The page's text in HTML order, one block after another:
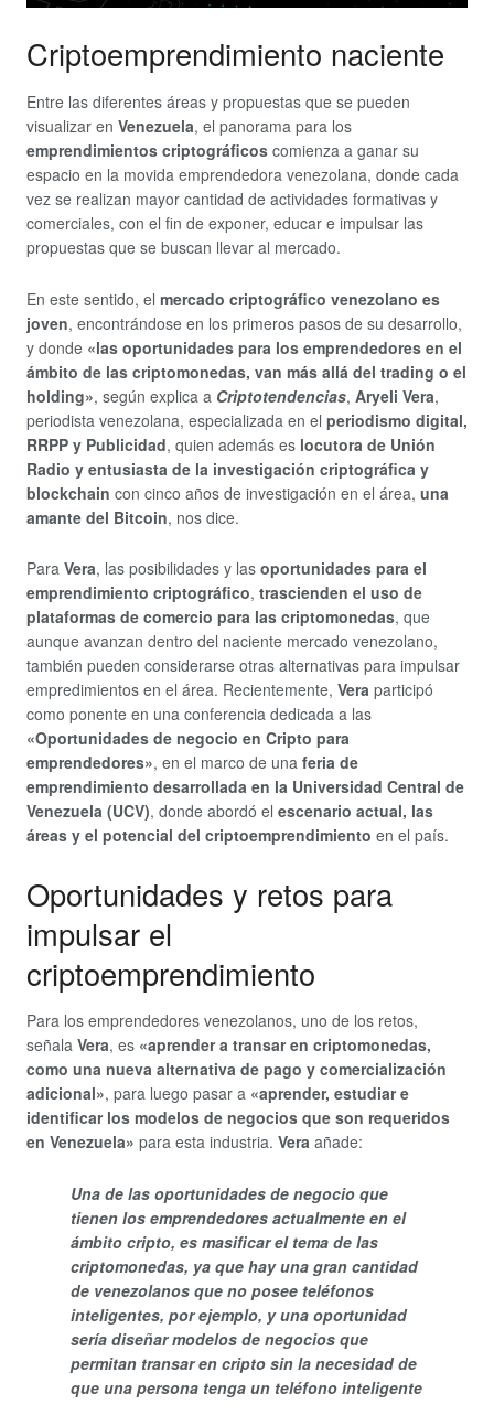
Criptoemprendimiento naciente
Entre las diferentes áreas y propuestas que se pueden
visualizar en Venezuela, el panorama para los
emprendimientos criptográficos comienza a ganar su
espacio en la movida emprendedora venezolana, donde cada
vez se realizan mayor cantidad de actividades formativas y
comerciales, con el fin de exponer, educar e impulsar las
propuestas que se buscan llevar al mercado.
En este sentido, el mercado criptográfico venezolano es
joven, encontrándose en los primeros pasos de su desarrollo,
y donde «las oportunidades para los emprendedores en el
ámbito de las criptomonedas, van más allá del trading o el
holding», según explica a Criptotendencias, Aryeli Vera,
periodista venezolana, especializada en el periodismo digital,
RRPP y Publicidad, quien además es locutora de Unión
Radio y entusiasta de la investigación criptográfica y
blockchain con cinco años de investigación en el área, una
amante del Bitcoin, nos dice.
Para Vera, las posibilidades y las oportunidades para el
emprendimiento criptográfico, trascienden el uso de
plataformas de comercio para las criptomonedas, que
aunque avanzan dentro del naciente mercado venezolano,
también pueden considerarse otras alternativas para impulsar
empredimientos en el área. Recientemente, Vera participó
como ponente en una conferencia dedicada a las
«Oportunidades de negocio en Cripto para
emprendedores», en el marco de una feria de
emprendimiento desarrollada en la Universidad Central de
Venezuela (UCV), donde abordó el escenario actual, las
áreas y el potencial del criptoemprendimiento en el país.
Oportunidades y retos para
impulsar el
criptoemprendimiento
Para los emprendedores venezolanos, uno de los retos,
señala Vera, es «aprender a transar en criptomonedas,
como una nueva alternativa de pago y comercialización
adicional», para luego pasar a «aprender, estudiar e
identificar los modelos de negocios que son requeridos
en Venezuela» para esta industria. Vera añade:
Una de las oportunidades de negocio que
tienen los emprendedores actualmente en el
ámbito cripto, es masificar el tema de las
criptomonedas, ya que hay una gran cantidad
de venezolanos que no posee teléfonos
inteligentes, por ejemplo, y una oportunidad
sería diseñar modelos de negocios que
permitan transar en cripto sin la necesidad de
que una persona tenga un teléfono inteligente